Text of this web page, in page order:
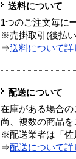
送料について
1つのご注文毎に
※売掛取引(後払
⇒送料について詳
配送について
在庫がある場合の
尚、複数の商品
※配送業者は「佐
⇒配送について詳